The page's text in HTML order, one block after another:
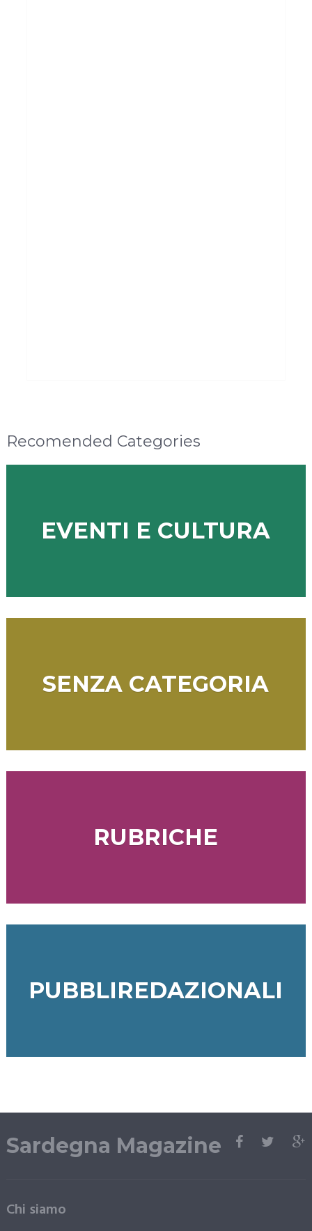
Recomended Categories
EVENTI E CULTURA
SENZA CATEGORIA
RUBRICHE
PUBBLIREDAZIONALI
Sardegna Magazine
Chi siamo